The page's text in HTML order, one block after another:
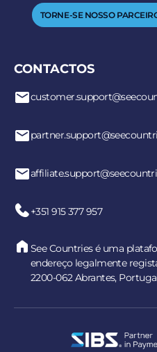
TORNE-SE NOSSO
CONTACTOS
+351 915 377 957
See Countries é uma
endereço legalmente
2200-062 Abrantes,